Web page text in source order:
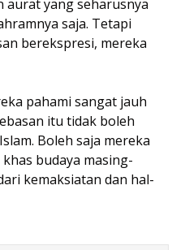
yang seharusnya
saja. Tetapi
berekspresi, mereka
pahami sangat jauh
itu tidak boleh
Boleh saja mereka
budaya masing-
kemaksiatan dan hal-